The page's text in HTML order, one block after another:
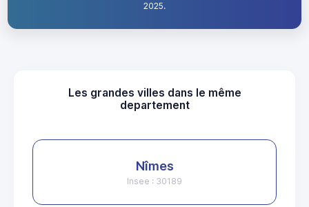
2025.
Les grandes villes dans le même
departement
Nîmes
Insee : 30189